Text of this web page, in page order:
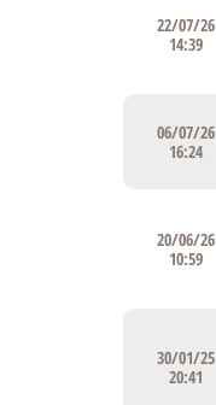
22/07/26
14:39
06/07/26
16:24
20/06/26
10:59
30/01/25
20:41